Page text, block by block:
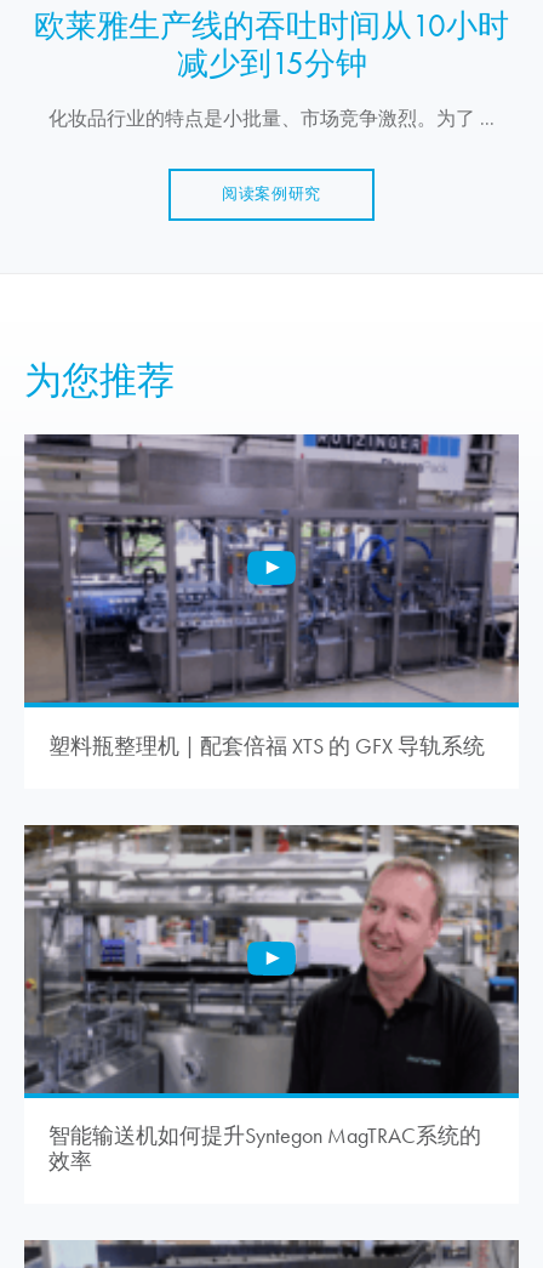
欧莱雅生产线的吞吐时间从10小时
减少到15分钟
化妆品行业的特点是小批量、市场竞争激烈。为了 ...
阅读案例研究
为您推荐
塑料瓶整理机 | 配套倍福 XTS 的 GFX 导轨系统
智能输送机如何提升Syntegon MagTRAC系统的
效率